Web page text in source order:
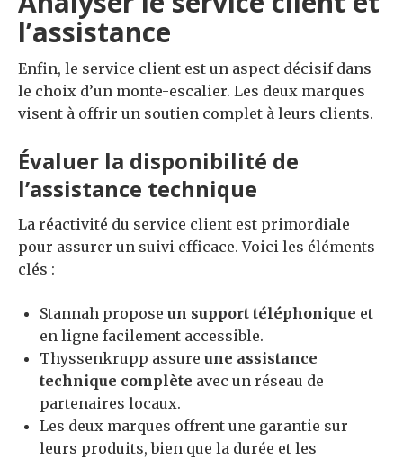
l’assistance
Enfin, le service client est un aspect décisif dans
le choix d’un monte-escalier. Les deux marques
visent à offrir un soutien complet à leurs clients.
Évaluer la disponibilité de
l’assistance technique
La réactivité du service client est primordiale
pour assurer un suivi efficace. Voici les éléments
clés :
Stannah propose un support téléphonique et
en ligne facilement accessible.
Thyssenkrupp assure une assistance
technique complète avec un réseau de
partenaires locaux.
Les deux marques offrent une garantie sur
leurs produits, bien que la durée et les